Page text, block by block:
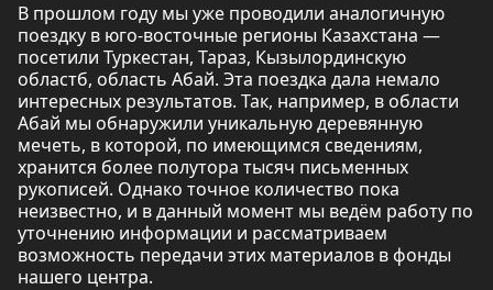
В прошлом году мы уже проводили аналогичную
поездку в юго-восточные регионы Казахстана —
посетили Туркестан, Тараз, Кызылординскую
областб, область Абай. Эта поездка дала немало
интересных результатов. Так, например, в области
Абай мы обнаружили уникальную деревянную
мечеть, в которой, по имеющимся сведениям,
хранится более полутора тысяч письменных
рукописей. Однако точное количество пока
неизвестно, и в данный момент мы ведём работу по
уточнению информации и рассматриваем
возможность передачи этих материалов в фонды
нашего центра.